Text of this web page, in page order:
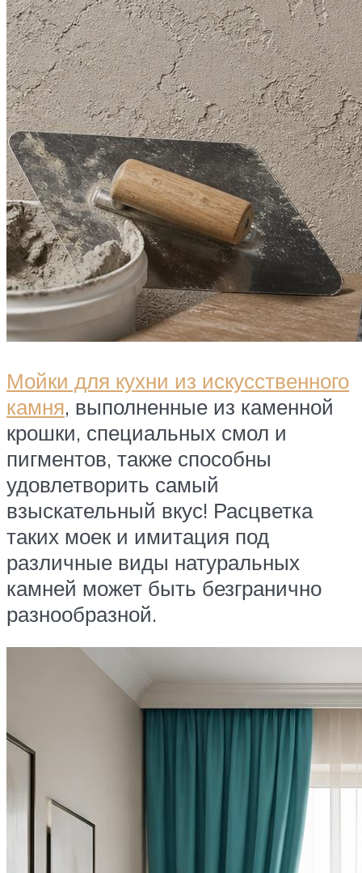
Мойки для кухни из искусственного
камня, выполненные из каменной
крошки, специальных смол и
пигментов, также способны
удовлетворить самый
взыскательный вкус! Расцветка
таких моек и имитация под
различные виды натуральных
камней может быть безгранично
разнообразной.